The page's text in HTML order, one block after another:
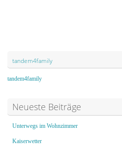
tandem4family
tandem4family
Neueste Beiträge
Unterwegs im Wohnzimmer
Kaiserwetter